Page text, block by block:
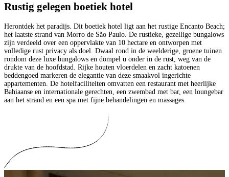
Rustig gelegen boetiek hotel
Herontdek het paradijs. Dit boetiek hotel ligt aan het rustige Encanto Beach;
het laatste strand van Morro de São Paulo. De rustieke, gezellige bungalows
zijn verdeeld over een oppervlakte van 10 hectare en ontworpen met
volledige rust privacy als doel. Dwaal rond in de weelderige, groene tuinen
rondom deze luxe bungalows en dompel u onder in de rust, weg van de
drukte van de hoofdstad. Rijke houten vloerdelen en zacht katoenen
beddengoed markeren de elegantie van deze smaakvol ingerichte
appartementen. De hotelfaciliteiten omvatten een restaurant met heerlijke
Bahiaanse en internationale gerechten, een zwembad met bar, een loungebar
aan het strand en een spa met fijne behandelingen en massages.